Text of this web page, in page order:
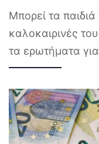
Μπορεί τα παιδιά
καλοκαιρινές
τα ερωτήματα